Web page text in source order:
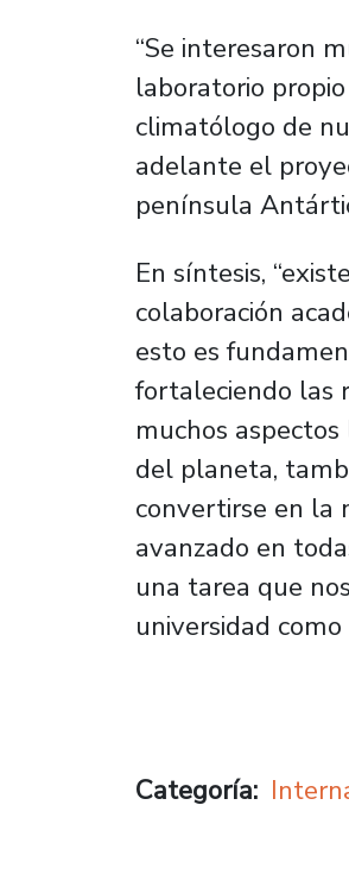
“Se interesaron
laboratorio
climatólogo de
adelante el
península
En síntesis,
colaboración
esto es
fortaleciendo las
muchos
del planeta,
convertirse en la
avanzado en
una tarea que
universidad
Categoría